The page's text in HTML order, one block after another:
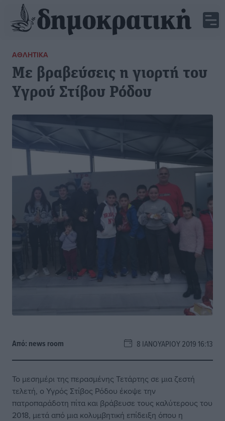
ΑΘΛΗΤΙΚΆ
Με βραβεύσεις η γιορτή του
Υγρού Στίβου Ρόδου
Από: news room 8 ΙΑΝΟΥΑΡΊΟΥ 2019 16:13
Το μεσημέρι της περασμένης Τετάρτης σε μια ζεστή
τελετή, ο Υγρός Στίβος Ρόδου έκοψε την
πατροπαράδοτη πίτα και βράβευσε τους καλύτερους του
2018, μετά από μια κολυμβητική επίδειξη όπου η